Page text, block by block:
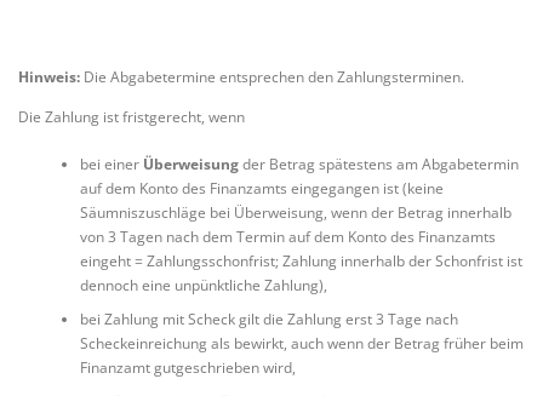
Hinweis: Die Abgabetermine entsprechen den Zahlungsterminen.
Die Zahlung ist fristgerecht, wenn
bei einer Überweisungder Betrag spätestens am Abgabetermin
auf dem Konto des Finanzamts eingegangen ist (keine
Säumniszuschläge bei Überweisung, wenn der Betrag innerhalb
von 3 Tagen nach dem Termin auf dem Konto des Finanzamts
eingeht = Zahlungsschonfrist; Zahlung innerhalb der Schonfrist ist
dennoch eine unpünktliche Zahlung),
bei Zahlung mit Scheck gilt die Zahlung erst 3 Tage nach
Scheckeinreichung als bewirkt, auch wenn der Betrag früher beim
Finanzamt gutgeschrieben wird,